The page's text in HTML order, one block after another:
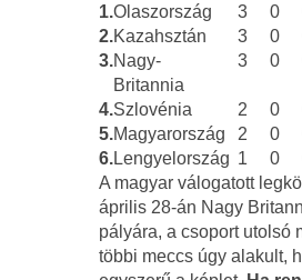
1.Olaszország 3 0
2.Kazahsztán 3 0
3.Nagy-
Britannia
3 0
4.Szlovénia 2 0
5.Magyarország 2 0
6.Lengyelország 1 0
A magyar válogatott
április 28-án Nagy
pályára, a csoport utolsó
többi meccs úgy alakult,